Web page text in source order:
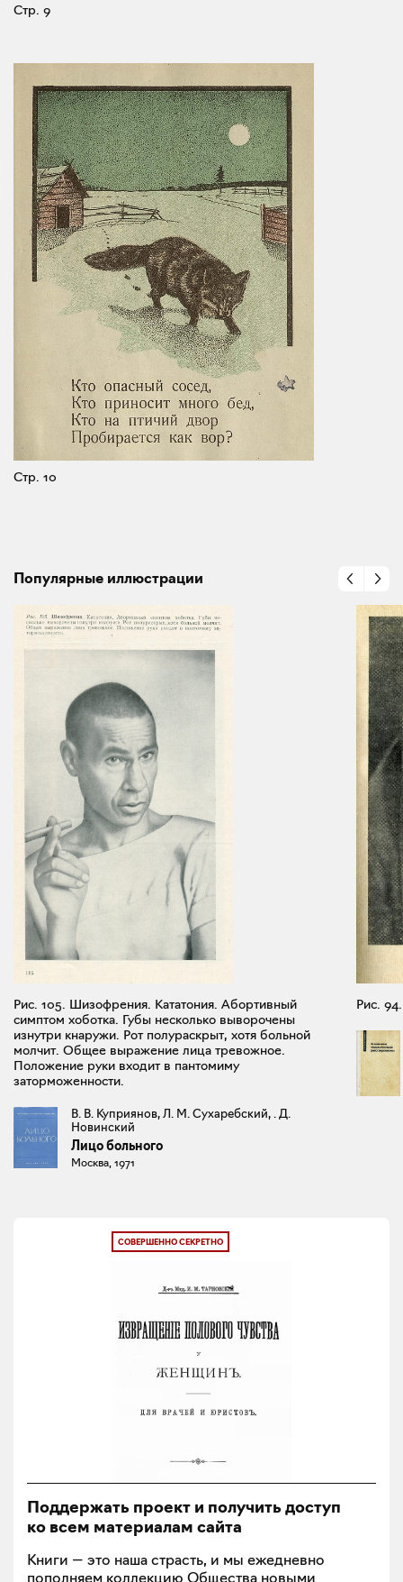
Стр. 9
Стр. 10
Популярные иллюстрации
Рис. 105. Шизофрения. Кататония. Абортивный
симптом хоботка. Губы несколько выворочены
изнутри кнаружи. Рот полураскрыт, хотя больной
молчит. Общее выражение лица тревожное.
Положение руки входит в пантомиму
заторможенности.
В. В. Куприянов, Л. М. Сухаребский, . Д.
Новинский
Лицо больного
Москва, 1971
Рис.
СОВЕРШЕННО СЕКРЕТНО
Поддержать проект и получить доступ
ко всем материалам сайта
Книги — это наша страсть, и мы ежедневно
пополняем коллекцию Общества новыми